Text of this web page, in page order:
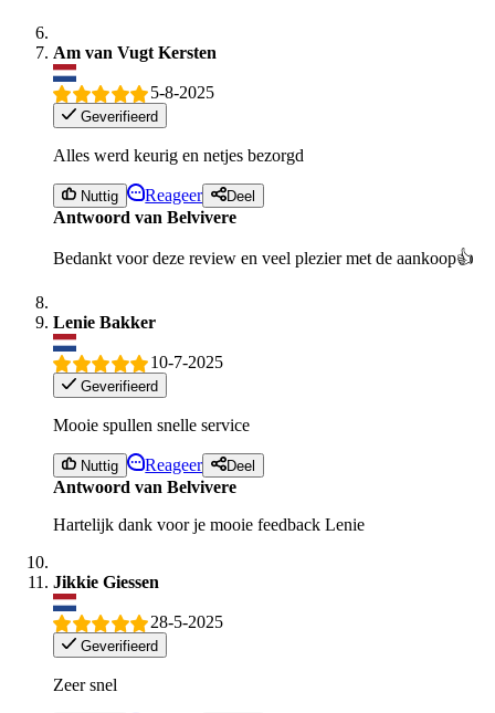
Am van Vugt Kersten
5-8-2025
Geverifieerd
Alles werd keurig en netjes bezorgd
Nuttig Reageer Deel
Antwoord van Belvivere
Bedankt voor deze review en veel plezier met de aankoop👍
Lenie Bakker
10-7-2025
Geverifieerd
Mooie spullen snelle service
Nuttig Reageer Deel
Antwoord van Belvivere
Hartelijk dank voor je mooie feedback Lenie
Jikkie Giessen
28-5-2025
Geverifieerd
Zeer snel